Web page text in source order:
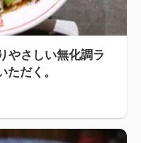
やさしい無化調ラ
だく。